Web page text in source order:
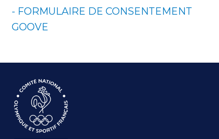
- FORMULAIRE DE CONSENTEMENT
GOOVE